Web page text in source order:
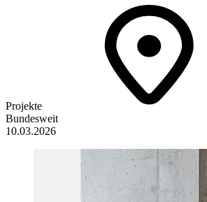
Projekte
Bundesweit
10.03.2026